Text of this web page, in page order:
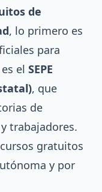
de
, lo primero es
para
el SEPE
, que
de
trabajadores.
gratuitos
y por